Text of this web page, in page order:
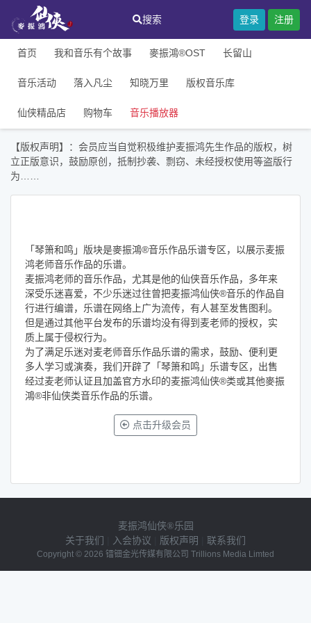
搜索 登录 注册
首页 我和音乐有个故事 麥振鴻®OST 长留山
音乐活动 落入凡尘 知晓万里 版权音乐库
仙侠精品店 购物车 音乐播放器
【版权声明】：会员应当自觉积极维护麦振鸿先生作品的版权，树
立正版意识，鼓励原创，抵制抄袭、剽窃、未经授权使用等盗版行
为……
「琴箫和鸣」版块是麥振鴻®音乐作品乐谱专区，以展示麦振
鸿老师音乐作品的乐谱。
麦振鸿老师的音乐作品，尤其是他的仙侠音乐作品，多年来
深受乐迷喜爱，不少乐迷过往曾把麦振鸿仙侠®音乐的作品自
行进行编谱，乐谱在网络上广为流传，有人甚至发售图利。
但是通过其他平台发布的乐谱均没有得到麦老师的授权，实
质上属于侵权行为。
为了满足乐迷对麦老师音乐作品乐谱的需求，鼓励、便利更
多人学习或演奏，我们开辟了「琴箫和鸣」乐谱专区，出售
经过麦老师认证且加盖官方水印的麦振鸿仙侠®类或其他麥振
鴻®非仙侠类音乐作品的乐谱。
点击升级会员
麦振鸿仙侠®乐园
关于我们 入会协议 版权声明 联系我们
Copyright © 2026 镭钿金光传媒有限公司 Trillions Media Limted